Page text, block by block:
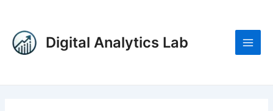
Digital Analytics Lab